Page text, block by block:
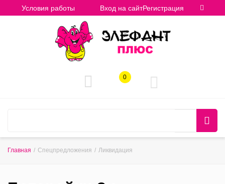
Условия работы Вход на сайтРегистрация
0
Главная / Спецпредложения / Ликвидация